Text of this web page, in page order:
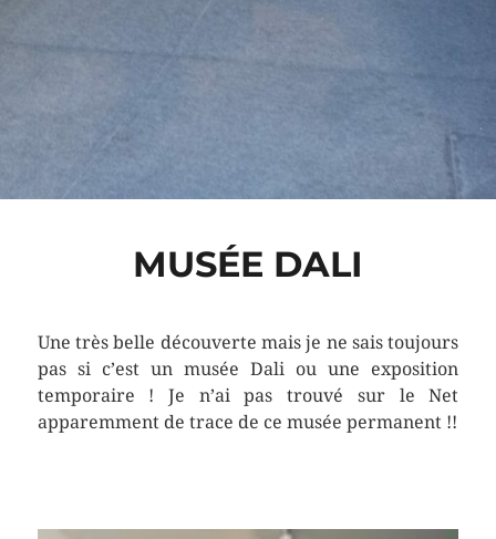
MUSÉE DALI
Une très belle découverte mais je ne sais toujours
pas si c’est un musée Dali ou une exposition
temporaire ! Je n’ai pas trouvé sur le Net
apparemment de trace de ce musée permanent !!